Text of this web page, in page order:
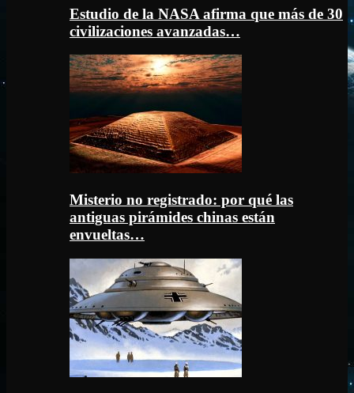
Estudio de la NASA afirma que más de 30
civilizaciones avanzadas…
Misterio no registrado: por qué las
antiguas pirámides chinas están
envueltas…